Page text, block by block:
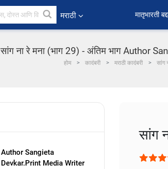
मराठी ﻿मातृभारती
सांग ना रे मना (भाग 29) - अंतिम भाग Author
होम कादंबरी मराठी कादंबरी सांग
Author Sangieta
Devkar.Print Media Writer
सांग